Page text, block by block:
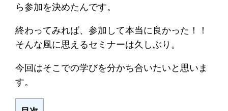
ら参加を決めたんです。
終わってみれば、参加して本当に良かった！！
そんな風に思えるセミナーは久しぶり。
今回はそこでの学びを分かち合いたいと思いま
す。